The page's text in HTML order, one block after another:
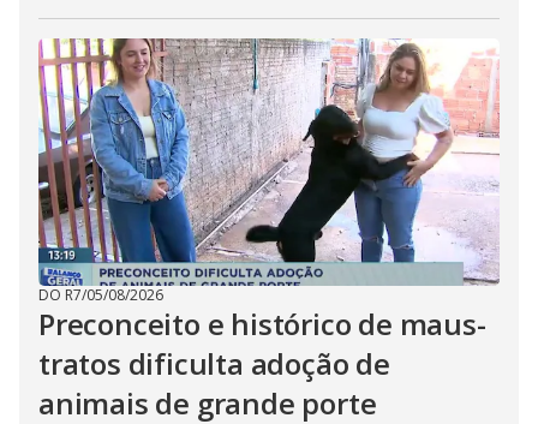
DO R7/05/08/2026
Preconceito e histórico de maus-
tratos dificulta adoção de
animais de grande porte